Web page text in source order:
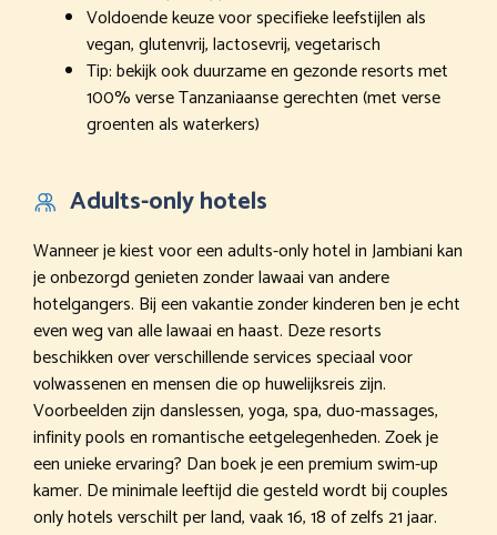
Voldoende keuze voor specifieke leefstijlen als
vegan, glutenvrij, lactosevrij, vegetarisch
Tip: bekijk ook duurzame en gezonde resorts met
100% verse Tanzaniaanse gerechten (met verse
groenten als waterkers)
Adults-only hotels
Wanneer je kiest voor een adults-only hotel in Jambiani kan
je onbezorgd genieten zonder lawaai van andere
hotelgangers. Bij een vakantie zonder kinderen ben je echt
even weg van alle lawaai en haast. Deze resorts
beschikken over verschillende services speciaal voor
volwassenen en mensen die op huwelijksreis zijn.
Voorbeelden zijn danslessen, yoga, spa, duo-massages,
infinity pools en romantische eetgelegenheden. Zoek je
een unieke ervaring? Dan boek je een premium swim-up
kamer. De minimale leeftijd die gesteld wordt bij couples
only hotels verschilt per land, vaak 16, 18 of zelfs 21 jaar.